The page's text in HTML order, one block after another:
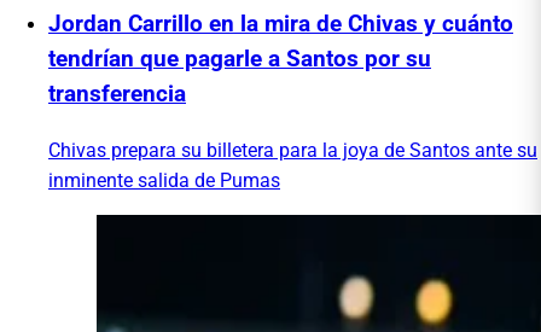
Jordan Carrillo en la mira de Chivas y cuánto
tendrían que pagarle a Santos por su
transferencia
Chivas prepara su billetera para la joya de Santos ante su
inminente salida de Pumas